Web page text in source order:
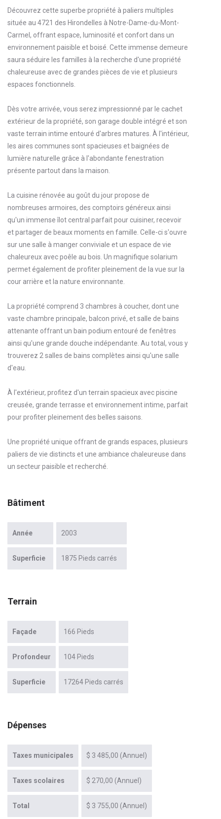
Découvrez cette superbe propriété à paliers multiples
située au 4721 des Hirondelles à Notre-Dame-du-Mont-
Carmel, offrant espace, luminosité et confort dans un
environnement paisible et boisé. Cette immense demeure
saura séduire les familles à la recherche d'une propriété
chaleureuse avec de grandes pièces de vie et plusieurs
espaces fonctionnels.
Dès votre arrivée, vous serez impressionné par le cachet
extérieur de la propriété, son garage double intégré et son
vaste terrain intime entouré d'arbres matures. À l'intérieur,
les aires communes sont spacieuses et baignées de
lumière naturelle grâce à l'abondante fenestration
présente partout dans la maison.
La cuisine rénovée au goût du jour propose de
nombreuses armoires, des comptoirs généreux ainsi
qu'un immense îlot central parfait pour cuisiner, recevoir
et partager de beaux moments en famille. Celle-ci s'ouvre
sur une salle à manger conviviale et un espace de vie
chaleureux avec poêle au bois. Un magnifique solarium
permet également de profiter pleinement de la vue sur la
cour arrière et la nature environnante.
La propriété comprend 3 chambres à coucher, dont une
vaste chambre principale, balcon privé, et salle de bains
attenante offrant un bain podium entouré de fenêtres
ainsi qu'une grande douche indépendante. Au total, vous y
trouverez 2 salles de bains complètes ainsi qu'une salle
d'eau.
À l'extérieur, profitez d'un terrain spacieux avec piscine
creusée, grande terrasse et environnement intime, parfait
pour profiter pleinement des belles saisons.
Une propriété unique offrant de grands espaces, plusieurs
paliers de vie distincts et une ambiance chaleureuse dans
un secteur paisible et recherché.
Bâtiment
Année 2003
Superficie 1875 Pieds carrés
Terrain
Façade 166 Pieds
Profondeur 104 Pieds
Superficie 17264 Pieds carrés
Dépenses
Taxes municipales $ 3 485,00 (Annuel)
Taxes scolaires $ 270,00 (Annuel)
Total $ 3 755,00 (Annuel)